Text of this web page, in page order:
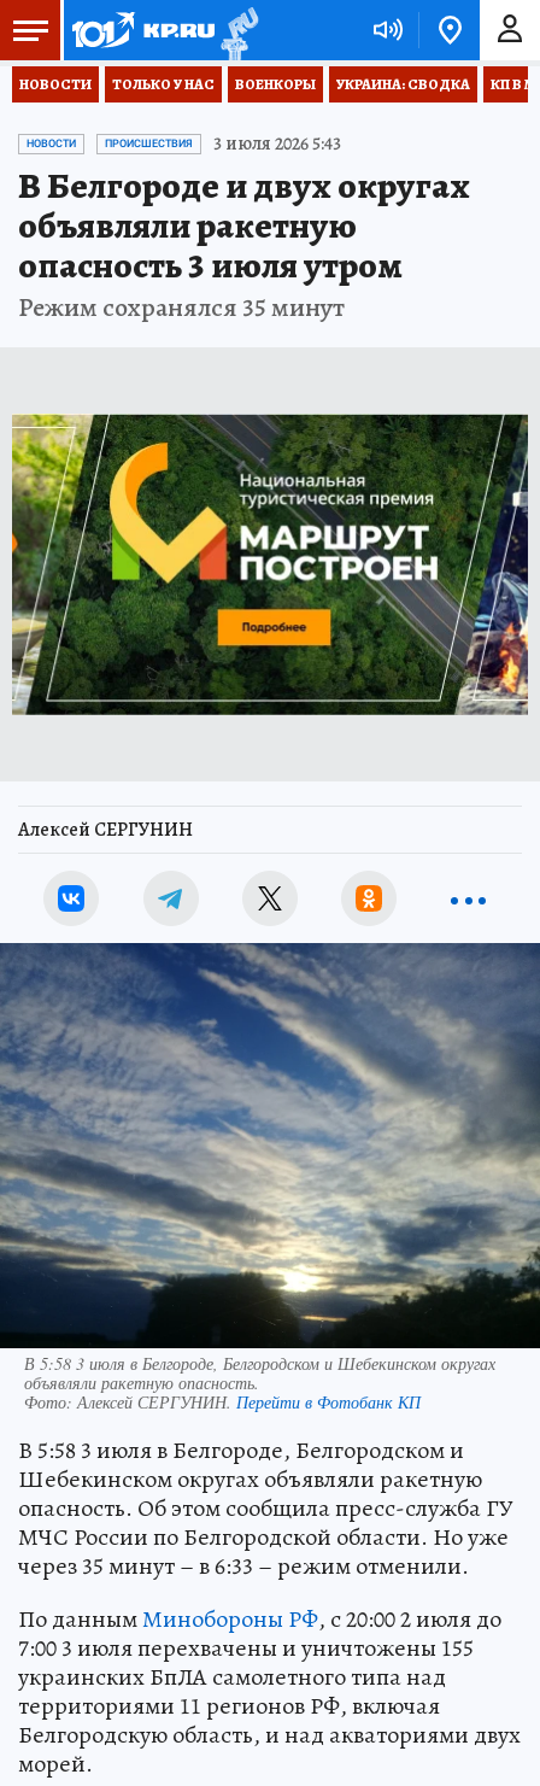
НОВОСТИ ТОЛЬКО У НАС ВОЕНКОРЫ УКРАИНА: СВОДКА КП В
НОВОСТИ ПРОИСШЕСТВИЯ 3 июля 2026 5:43
В Белгороде и двух округах
объявляли ракетную
опасность 3 июля утром
Режим сохранялся 35 минут
Алексей СЕРГУНИН
В 5:58 3 июля в Белгороде, Белгородском и Шебекинском округах
объявляли ракетную опасность.
Фото:Алексей СЕРГУНИН. Перейти в Фотобанк КП
В 5:58 3 июля в Белгороде, Белгородском и
Шебекинском округах объявляли ракетную
опасность. Об этом сообщила пресс-служба ГУ
МЧС России по Белгородской области. Но уже
через 35 минут – в 6:33 – режим отменили.
По даннымМинобороны РФ, с 20:00 2 июля до
7:00 3 июля перехвачены и уничтожены 155
украинских БпЛА самолетного типа над
территориями 11 регионов РФ, включая
Белгородскую область, и над акваториями двух
морей.